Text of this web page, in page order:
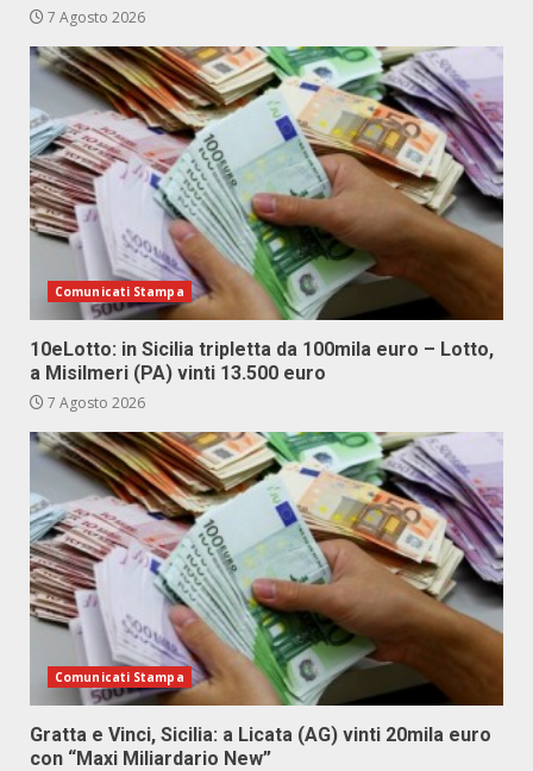
7 Agosto 2026
Comunicati Stampa
10eLotto: in Sicilia tripletta da 100mila euro – Lotto,
a Misilmeri (PA) vinti 13.500 euro
7 Agosto 2026
Comunicati Stampa
Gratta e Vinci, Sicilia: a Licata (AG) vinti 20mila euro
con “Maxi Miliardario New”